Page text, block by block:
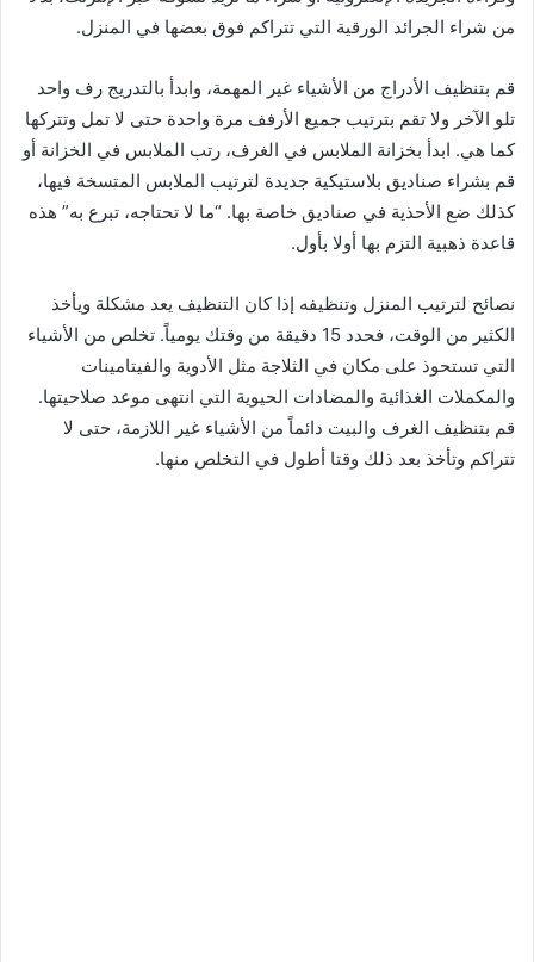
من شراء الجرائد الورقية التي تتراكم فوق بعضها في المنزل.
قم بتنظيف الأدراج من الأشياء غير المهمة، وابدأ بالتدريج رف واحد
تلو الآخر ولا تقم بترتيب جميع الأرفف مرة واحدة حتى لا تمل وتتركها
كما هي. ابدأ بخزانة الملابس في الغرف، رتب الملابس في الخزانة أو
قم بشراء صناديق بلاستيكية جديدة لترتيب الملابس المتسخة فيها،
كذلك ضع الأحذية في صناديق خاصة بها. “ما لا تحتاجه، تبرع به” هذه
قاعدة ذهبية التزم بها أولا بأول.
نصائح لترتيب المنزل وتنظيفه إذا كان التنظيف يعد مشكلة ويأخذ
الكثير من الوقت، فحدد 15 دقيقة من وقتك يومياً. تخلص من الأشياء
التي تستحوذ على مكان في الثلاجة مثل الأدوية والفيتامينات
والمكملات الغذائية والمضادات الحيوية التي انتهى موعد صلاحيتها.
قم بتنظيف الغرف والبيت دائماً من الأشياء غير اللازمة، حتى لا
تتراكم وتأخذ بعد ذلك وقتا أطول في التخلص منها.